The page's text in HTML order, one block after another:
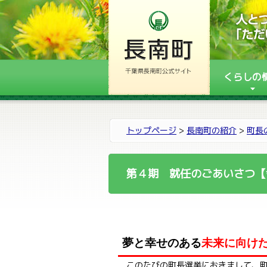
くらしの
トップページ > 長南町の紹介 > 町長
第４期 就任のごあいさつ
夢と幸せのある未来に向け